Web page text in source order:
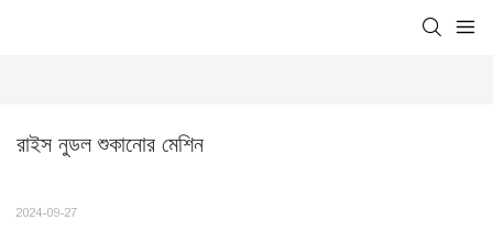
রাইস নুডল শুকানোর মেশিন
2024-09-27